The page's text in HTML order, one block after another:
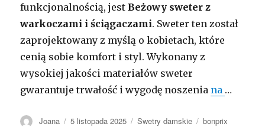
funkcjonalnością, jestBeżowy sweter z
warkoczami i ściągaczami. Sweter ten został
zaprojektowany z myślą o kobietach, które
cenią sobie komfort i styl. Wykonany z
wysokiej jakości materiałów sweter
gwarantuje trwałość i wygodę noszenia na …
Autor
Joana Opublikowano
5 listopada 2025 Kategorie
Swetry damskie Tagi
bonprix